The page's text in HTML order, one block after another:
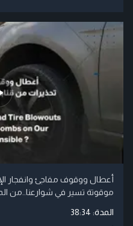
أعطال ووقوف مفاجئ وانفجار
موقوتة تسير في شوارعنا..من
المدة: 38:34